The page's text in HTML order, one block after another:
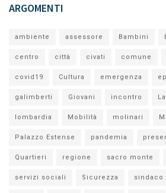
ARGOMENTI
ambiente assessore Bambini
centro città civati comune
covid19 Cultura emergenza
galimberti Giovani incontro
lombardia Mobilità molinari
Palazzo Estense pandemia
Quartieri regione sacro monte
servizi sociali Sicurezza sindaco